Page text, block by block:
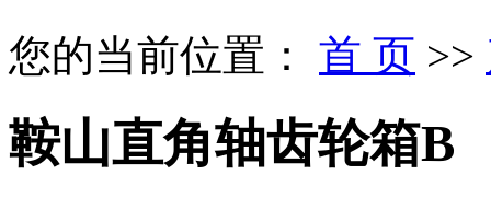
您的当前位置： 首 页 >>
鞍山直角轴齿轮箱B